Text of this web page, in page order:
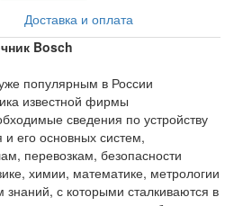
Доставка и оплата
Bosch
популярным в России
известной фирмы
сведения по устройству
его основных систем,
перевозкам, безопасности
химии, математике, метрологии
с которыми сталкиваются в